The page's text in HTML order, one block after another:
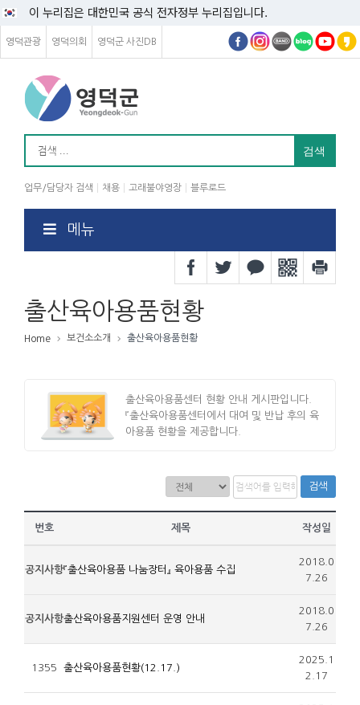
이 누리집은 대한민국 공식 전자정부 누리집입니다.
영덕관광 영덕의회 영덕군 사진DB
업무/담당자 검색 채용 고래불야영장 블루로드
메뉴
출산육아용품현황
Home 보건소소개 출산육아용품현황
출산육아용품센터 현황 안내 게시판입니다.
『출산육아용품센터에서 대여 및 반납 후의 육
아용품 현황을 제공합니다.
검색
번호 제목 작성일
공지사항『출산육아용품 나눔장터』 육아용품 수집
2018.0
7.26
공지사항출산육아용품지원센터 운영 안내
2018.0
7.26
1355 출산육아용품현황(12.17.)
2025.1
2.17